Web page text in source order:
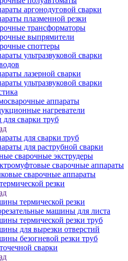
аргонодуговой сварки
плазменной резки
трансформаторы
выпрямители
споттеры
ультразвуковой сварки
лазерной сварки
ультразвуковой сварки
аппараты
нагреватели
сварки труб
для сварки труб
для раструбной сварки
сварочные экструдеры
сварочные аппараты
сварочные аппараты
резки
термической резки
машины для листа
термической резки труб
для вырезки отверстий
безогневой резки труб
сварки